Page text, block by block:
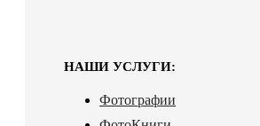
НАШИ УСЛУГИ:
Фотографии